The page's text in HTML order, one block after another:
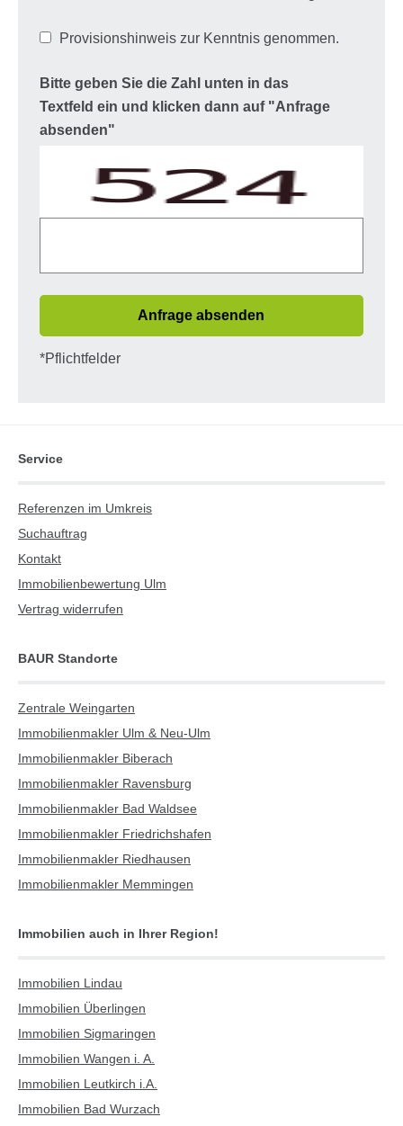
Provisionshinweis zur Kenntnis genommen.
Bitte geben Sie die Zahl unten in das
Textfeld ein und klicken dann auf "Anfrage
absenden"
Anfrage absenden
*Pflichtfelder
Service
Referenzen im Umkreis
Suchauftrag
Kontakt
Immobilienbewertung Ulm
Vertrag widerrufen
BAUR Standorte
Zentrale Weingarten
Immobilienmakler Ulm & Neu-Ulm
Immobilienmakler Biberach
Immobilienmakler Ravensburg
Immobilienmakler Bad Waldsee
Immobilienmakler Friedrichshafen
Immobilienmakler Riedhausen
Immobilienmakler Memmingen
Immobilien auch in Ihrer Region!
Immobilien Lindau
Immobilien Überlingen
Immobilien Sigmaringen
Immobilien Wangen i. A.
Immobilien Leutkirch i.A.
Immobilien Bad Wurzach